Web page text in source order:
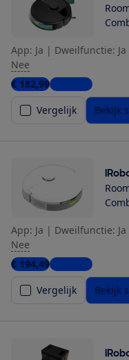
App: Ja | Dweilfunctie: Ja
Nee
€ 182,992 winkels
Vergelijk
Bekijk
App: Ja | Dweilfunctie: Ja
Nee
€ 194,493 winkels
Vergelijk
Bekijk